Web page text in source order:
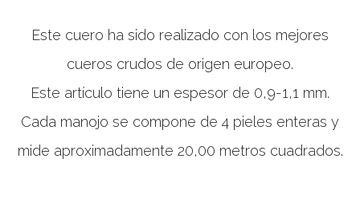
Este cuero ha sido realizado con los mejores
cueros crudos de origen europeo.
Este artículo tiene un espesor de 0,9-1,1 mm.
Cada manojo se compone de 4 pieles enteras y
mide aproximadamente 20,00 metros cuadrados.